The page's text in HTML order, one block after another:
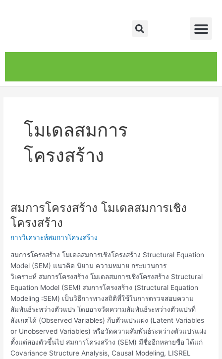
Search
โมเดลสมการ
โครงสร้าง
สมการโครงสร้าง โมเดลสมการเชิง
โครงสร้าง
การวิเคราะห์สมการโครงสร้าง
สมการโครงสร้าง โมเดลสมการเชิงโครงสร้าง Structural Equation
Model (SEM) แนวคิด นิยาม ความหมาย กระบวนการ
วิเคราะห์ สมการโครงสร้าง โมเดลสมการเชิงโครงสร้าง Structural
Equation Model (SEM) สมการโครงสร้าง (Structural Equation
Modeling :SEM) เป็นวิธีการทางสถิติที่ใช้ในการตรวจสอบความ
สัมพันธ์ระหว่างตัวแปร โดยอาจวัดความสัมพันธ์ระหว่างตัวแปรที่
สังเกตได้ (Observed Variables) กับตัวแปรแฝง (Latent Variables
or Unobserved Variables) หรือวัดความสัมพันธ์ระหว่างตัวแปรแฝง
ตั้งแต่สองตัวขึ้นไป สมการโครงสร้าง (SEM) มีชื่ออีกหลายชื่อ ได้แก่
Covariance Structure Analysis, Causal Modeling, LISREL
สมการ
โครงสร้าง
โมเดล
สมการ